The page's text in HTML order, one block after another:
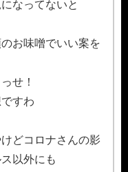
なってないと
お味噌でいい案を
せ！
すわ
どコロナさんの影
以外にも